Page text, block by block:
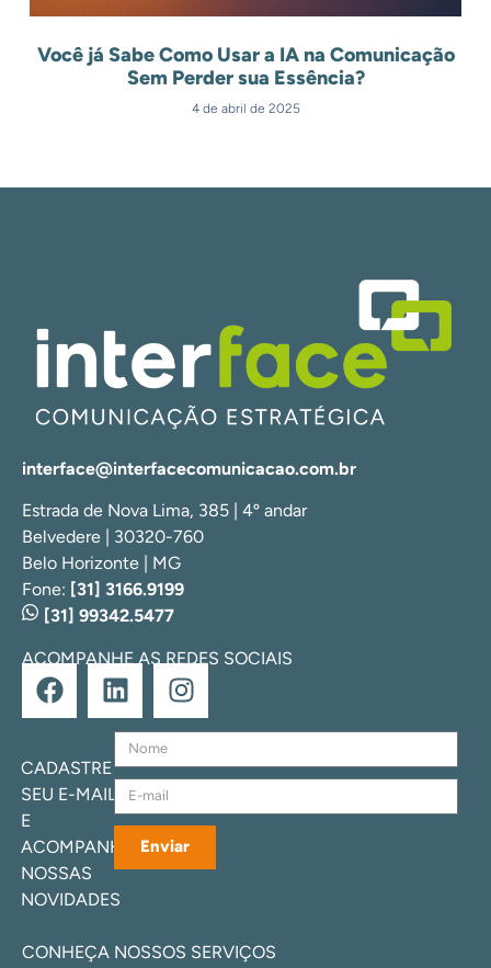
Você já Sabe Como Usar a IA na Comunicação
Sem Perder sua Essência?
4 de abril de 2025
interface@interfacecomunicacao.com.br
Estrada de Nova Lima, 385 | 4º andar
Belvedere | 30320-760
Belo Horizonte | MG
Fone: [31] 3166.9199
[31] 99342.5477
ACOMPANHE AS REDES SOCIAIS
CADASTRE
SEU E-MAIL
E
ACOMPANHE
NOSSAS
NOVIDADES
Enviar
CONHEÇA NOSSOS SERVIÇOS